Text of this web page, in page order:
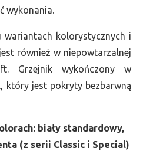
wykonania.
kolorystycznych i
również w niepowtarzalnej
Grzejnik wykończony w
który jest pokryty bezbarwną
biały standardowy,
(z serii Classic i Special)